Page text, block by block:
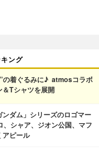
ング
の着ぐるみに♪ atmosコラボ
Tシャツを展開
ダム」シリーズのロゴマー
シャア、ジオン公国、マフ
アピール